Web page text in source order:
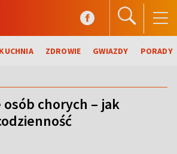
KUCHNIA ZDROWIE GWIAZDY PORADY
chorych – jak